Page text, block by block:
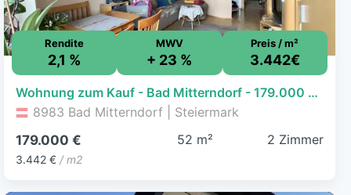
Rendite
2,1 %
MWV
+ 23 %
Preis / m²
3.442€
Wohnung zum Kauf - Bad Mitterndorf - 179.000 € - 2 Zimmer, 52 m²
8983 Bad Mitterndorf | Steiermark
179.000 €
3.442 € / m2
52 m² 2 Zimmer